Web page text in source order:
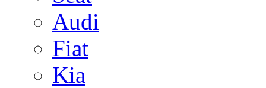
Audi
Fiat
Kia